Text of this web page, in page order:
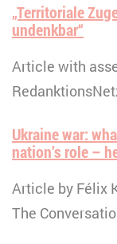
„Territoriale
undenkbar“
Article with
Ukraine war:
nation’s role –
Article by Félix
The